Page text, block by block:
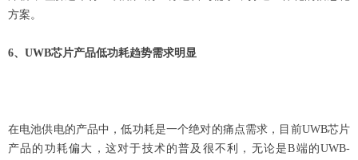
方案。
6、UWB芯片产品低功耗趋势需求明显
在电池供电的产品中，低功耗是一个绝对的痛点需求，目前UWB芯片
产品的功耗偏大，这对于技术的普及很不利，无论是B端的UWB-